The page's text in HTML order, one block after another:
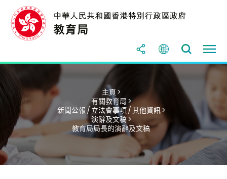
主頁 >
有關教育局 >
新聞公報 / 立法會事項 / 其他資訊 >
演辭及文稿 >
教育局局長的演辭及文稿